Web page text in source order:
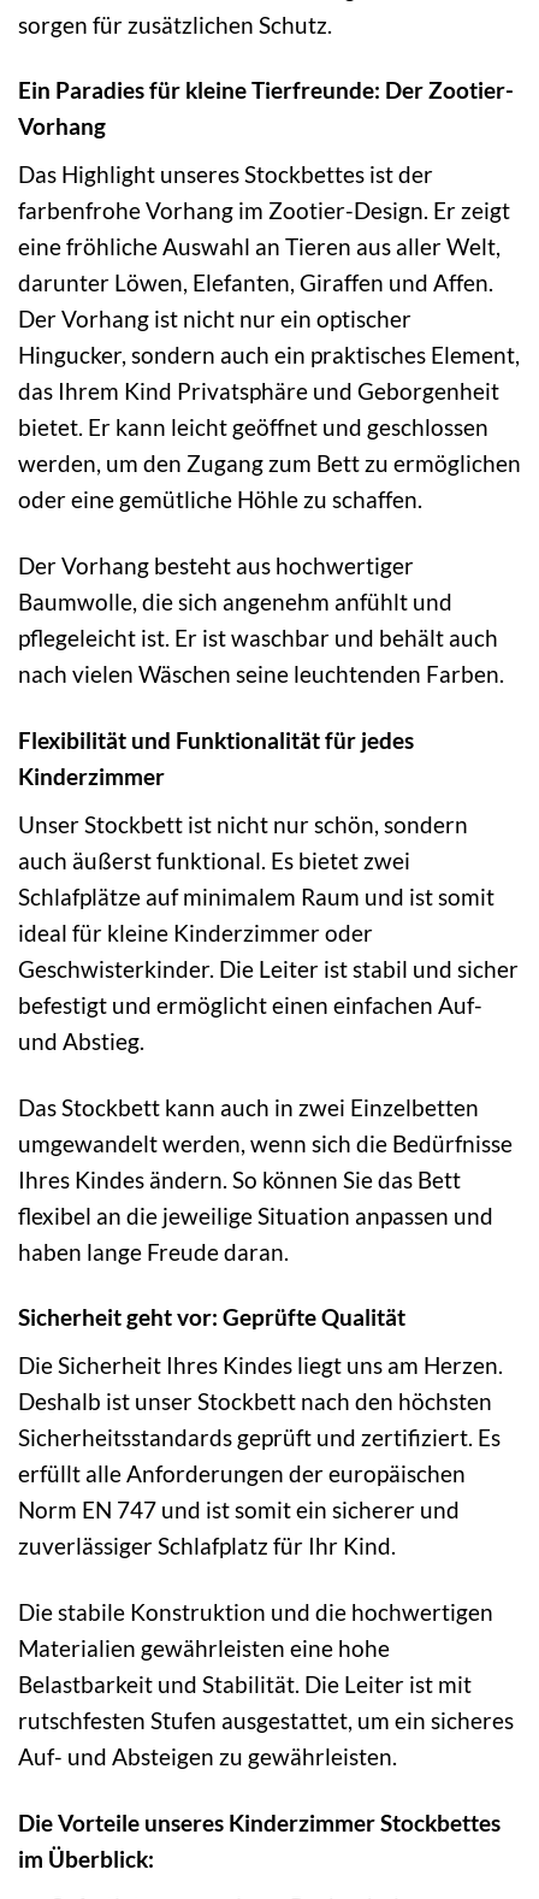
sorgen für zusätzlichen Schutz.
Ein Paradies für kleine Tierfreunde: Der Zootier-
Vorhang
Das Highlight unseres Stockbettes ist der
farbenfrohe Vorhang im Zootier-Design. Er zeigt
eine fröhliche Auswahl an Tieren aus aller Welt,
darunter Löwen, Elefanten, Giraffen und Affen.
Der Vorhang ist nicht nur ein optischer
Hingucker, sondern auch ein praktisches Element,
das Ihrem Kind Privatsphäre und Geborgenheit
bietet. Er kann leicht geöffnet und geschlossen
werden, um den Zugang zum Bett zu ermöglichen
oder eine gemütliche Höhle zu schaffen.
Der Vorhang besteht aus hochwertiger
Baumwolle, die sich angenehm anfühlt und
pflegeleicht ist. Er ist waschbar und behält auch
nach vielen Wäschen seine leuchtenden Farben.
Flexibilität und Funktionalität für jedes
Kinderzimmer
Unser Stockbett ist nicht nur schön, sondern
auch äußerst funktional. Es bietet zwei
Schlafplätze auf minimalem Raum und ist somit
ideal für kleine Kinderzimmer oder
Geschwisterkinder. Die Leiter ist stabil und sicher
befestigt und ermöglicht einen einfachen Auf-
und Abstieg.
Das Stockbett kann auch in zwei Einzelbetten
umgewandelt werden, wenn sich die Bedürfnisse
Ihres Kindes ändern. So können Sie das Bett
flexibel an die jeweilige Situation anpassen und
haben lange Freude daran.
Sicherheit geht vor: Geprüfte Qualität
Die Sicherheit Ihres Kindes liegt uns am Herzen.
Deshalb ist unser Stockbett nach den höchsten
Sicherheitsstandards geprüft und zertifiziert. Es
erfüllt alle Anforderungen der europäischen
Norm EN 747 und ist somit ein sicherer und
zuverlässiger Schlafplatz für Ihr Kind.
Die stabile Konstruktion und die hochwertigen
Materialien gewährleisten eine hohe
Belastbarkeit und Stabilität. Die Leiter ist mit
rutschfesten Stufen ausgestattet, um ein sicheres
Auf- und Absteigen zu gewährleisten.
Die Vorteile unseres Kinderzimmer Stockbettes
im Überblick: